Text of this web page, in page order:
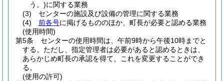
う。)に関する業務
(3)
センターの施設及び設備の管理に関する業務
(4)
前各号に掲げるもののほか、町長が必要と認める業務
(使用時間)
第5条
センターの使用時間は、午前9時から午後10時までと
する。 ただし、指定管理者は必要があると認めるときは、
あらかじめ町長の承認を得て、これを変更することができ
る。
(使用の許可)